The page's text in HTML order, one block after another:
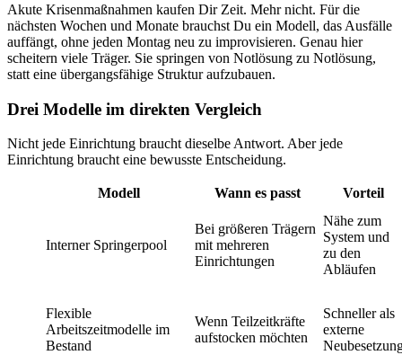
Akute Krisenmaßnahmen kaufen Dir Zeit. Mehr nicht. Für die
nächsten Wochen und Monate brauchst Du ein Modell, das Ausfälle
auffängt, ohne jeden Montag neu zu improvisieren. Genau hier
scheitern viele Träger. Sie springen von Notlösung zu Notlösung,
statt eine übergangsfähige Struktur aufzubauen.
Drei Modelle im direkten Vergleich
Nicht jede Einrichtung braucht dieselbe Antwort. Aber jede
Einrichtung braucht eine bewusste Entscheidung.
Modell Wann es passt Vorteil
Interner Springerpool
Bei größeren Trägern
mit mehreren
Einrichtungen
Nähe zum
System und
zu den
Abläufen
Flexible
Arbeitszeitmodelle im
Bestand
Wenn Teilzeitkräfte
aufstocken möchten
Schneller als
externe